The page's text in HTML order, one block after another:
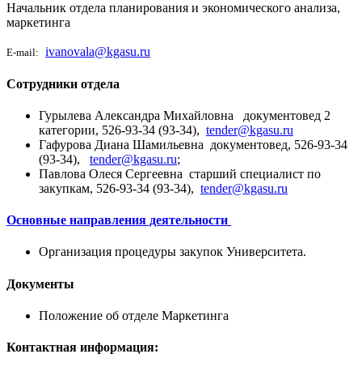
Начальник отдела планирования и экономического анализа,
маркетинга
E-mail: ivanovala@kgasu.ru
Сотрудники отдела
Гурылева Александра Михайловна документовед 2
категории, 526-93-34 (93-34), tender@kgasu.ru
Гафурова Диана Шамильевна документовед, 526-93-34
(93-34), tender@kgasu.ru;
Павлова Олеся Сергеевна старший специалист по
закупкам, 526-93-34 (93-34), tender@kgasu.ru
Основные направления деятельности
Организация процедуры закупок Университета.
Документы
Положение об отделе Маркетинга
Контактная информация: